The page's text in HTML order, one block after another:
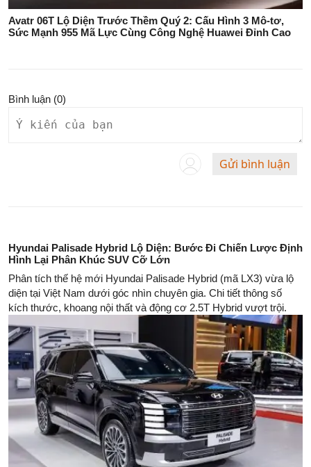
Avatr 06T Lộ Diện Trước Thềm Quý 2: Cấu Hình 3 Mô-tơ,
Sức Mạnh 955 Mã Lực Cùng Công Nghệ Huawei Đỉnh Cao
Bình luận (0)
Gửi bình luận
Hyundai Palisade Hybrid Lộ Diện: Bước Đi Chiến Lược Định
Hình Lại Phân Khúc SUV Cỡ Lớn
Phân tích thế hệ mới Hyundai Palisade Hybrid (mã LX3) vừa lộ
diện tại Việt Nam dưới góc nhìn chuyên gia. Chi tiết thông số
kích thước, khoang nội thất và động cơ 2.5T Hybrid vượt trội.